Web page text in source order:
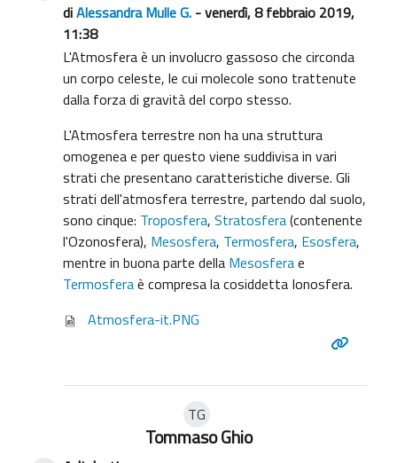
diAlessandra Mulle G.- venerdì, 8 febbraio 2019,
11:38
L'Atmosfera è un involucro gassoso che circonda
un corpo celeste, le cui molecole sono trattenute
dalla forza di gravità del corpo stesso.
L'Atmosfera terrestre non ha una struttura
omogenea e per questo viene suddivisa in vari
strati che presentano caratteristiche diverse. Gli
strati dell'atmosfera terrestre, partendo dal suolo,
sono cinque: Troposfera, Stratosfera(contenente
l'Ozonosfera), Mesosfera, Termosfera, Esosfera,
mentre in buona parte della Mesosferae
Termosferaè compresa la cosiddetta Ionosfera.
Atmosfera-it.PNG
TG
Tommaso Ghio